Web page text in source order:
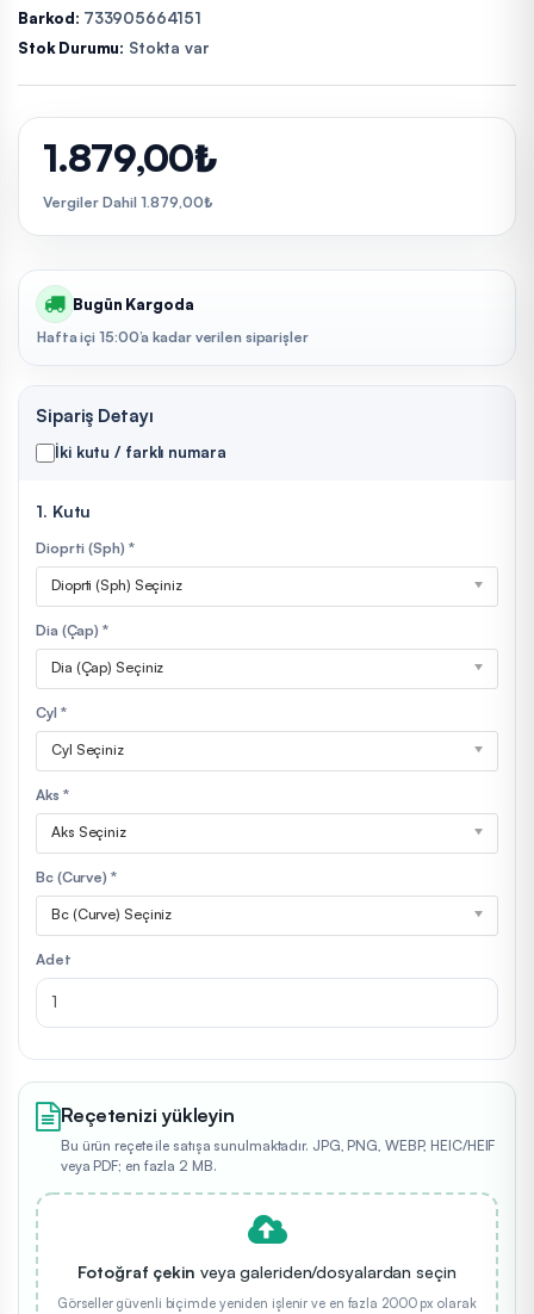
Barkod: 733905664151
Stok Durumu: Stokta var
1.879,00₺
Vergiler Dahil 1.879,00₺
Bugün Kargoda
Hafta içi 15:00’a kadar verilen siparişler
Sipariş Detayı
İki kutu / farklı numara
1. Kutu
Dioprti (Sph) *
Dioprti (Sph) Seçiniz
Dia (Çap) *
Dia (Çap) Seçiniz
Cyl *
Cyl Seçiniz
Aks *
Aks Seçiniz
Bc (Curve) *
Bc (Curve) Seçiniz
Adet
Reçetenizi yükleyin
Bu ürün reçete ile satışa sunulmaktadır. JPG, PNG, WEBP, HEIC/HEIF
veya PDF; en fazla 2 MB.
Fotoğraf çekin veya galeriden/dosyalardan seçin
Görseller güvenli biçimde yeniden işlenir ve en fazla 2000 px olarak